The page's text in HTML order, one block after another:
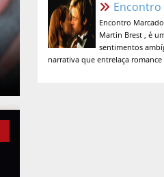
Encontro
Martin Brest , é
sentimentos
narrativa que entrelaça romance